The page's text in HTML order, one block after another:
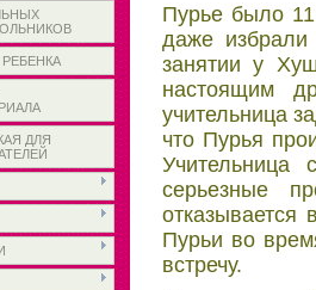
ДЛЯ
Пурье было
даже
занятии у
настоящим
учительница
что Пурья
Учительница
серьезные
отказывается
Пурьи во
встречу.